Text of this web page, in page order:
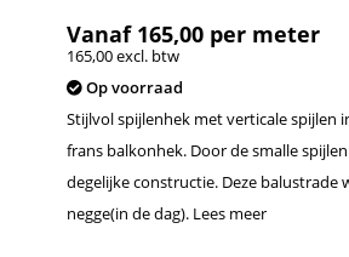
Vanaf 165,00 per meter
165,00 excl. btw
Op voorraad
Stijlvol spijlenhek met verticale spijlen
frans balkonhek. Door de smalle
degelijke constructie. Deze
negge(in de dag). Lees meer